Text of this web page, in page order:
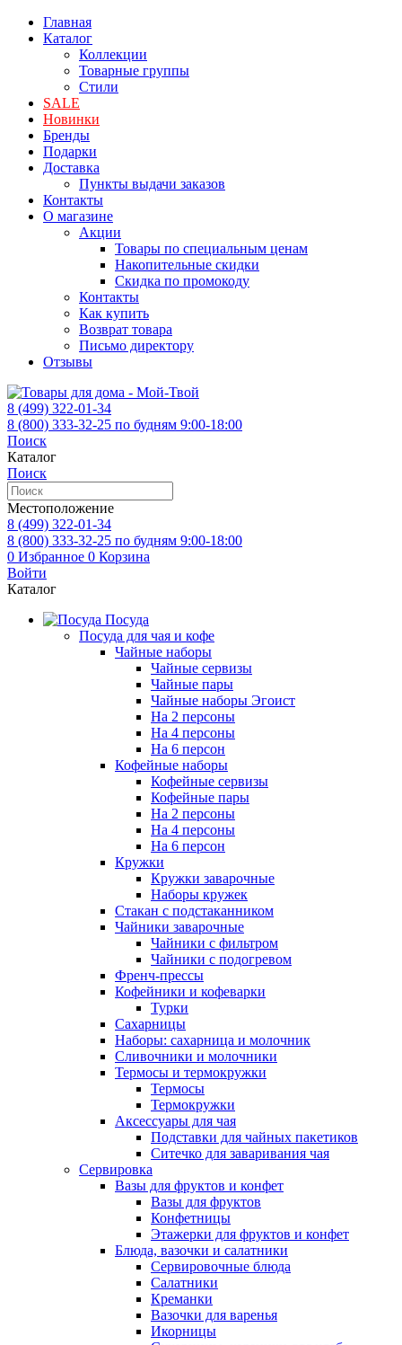
Главная
Каталог
Коллекции
Товарные группы
Стили
SALE
Новинки
Бренды
Подарки
Доставка
Пункты выдачи заказов
Контакты
О магазине
Акции
Товары по специальным ценам
Накопительные скидки
Скидка по промокоду
Контакты
Как купить
Возврат товара
Письмо директору
Отзывы
8 (499) 322-01-34
8 (800) 333-32-25 по будням 9:00-18:00
Поиск
Каталог
Поиск
Местоположение
8 (499) 322-01-34
8 (800) 333-32-25 по будням 9:00-18:00
0 Избранное 0 Корзина
Войти
Каталог
Посуда
Посуда для чая и кофе
Чайные наборы
Чайные сервизы
Чайные пары
Чайные наборы Эгоист
На 2 персоны
На 4 персоны
На 6 персон
Кофейные наборы
Кофейные сервизы
Кофейные пары
На 2 персоны
На 4 персоны
На 6 персон
Кружки
Кружки заварочные
Наборы кружек
Стакан с подстаканником
Чайники заварочные
Чайники с фильтром
Чайники с подогревом
Френч-прессы
Кофейники и кофеварки
Турки
Сахарницы
Наборы: сахарница и молочник
Сливочники и молочники
Термосы и термокружки
Термосы
Термокружки
Аксессуары для чая
Подставки для чайных пакетиков
Ситечко для заваривания чая
Сервировка
Вазы для фруктов и конфет
Вазы для фруктов
Конфетницы
Этажерки для фруктов и конфет
Блюда, вазочки и салатники
Сервировочные блюда
Салатники
Креманки
Вазочки для варенья
Икорницы